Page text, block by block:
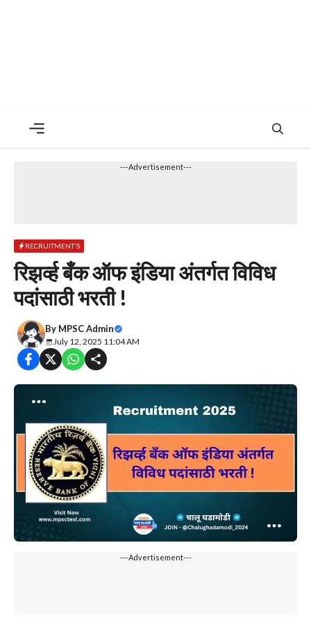
---Advertisement---
RECRUITMENT'S
रिझर्व्ह बँक ऑफ इंडिया अंतर्गत विविध
पदांसाठी भरती !
By MPSC Admin
July 12, 2025 11:04 AM
---Advertisement---